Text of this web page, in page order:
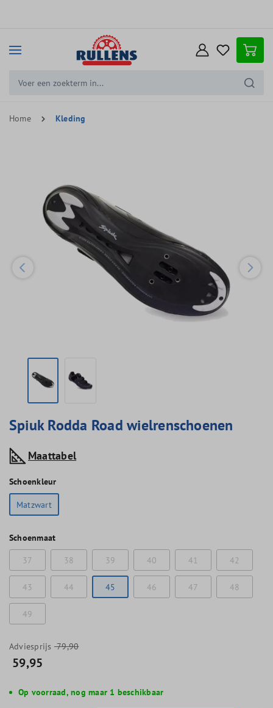
Home Kleding
Spiuk Rodda Road wielrenschoenen
Maattabel
Schoenkleur
Matzwart
Schoenmaat
37
38 39 40 41 42
43 44 45 46 47 48
49
Adviesprijs 79,90
59,95
Op voorraad, nog maar 1 beschikbaar